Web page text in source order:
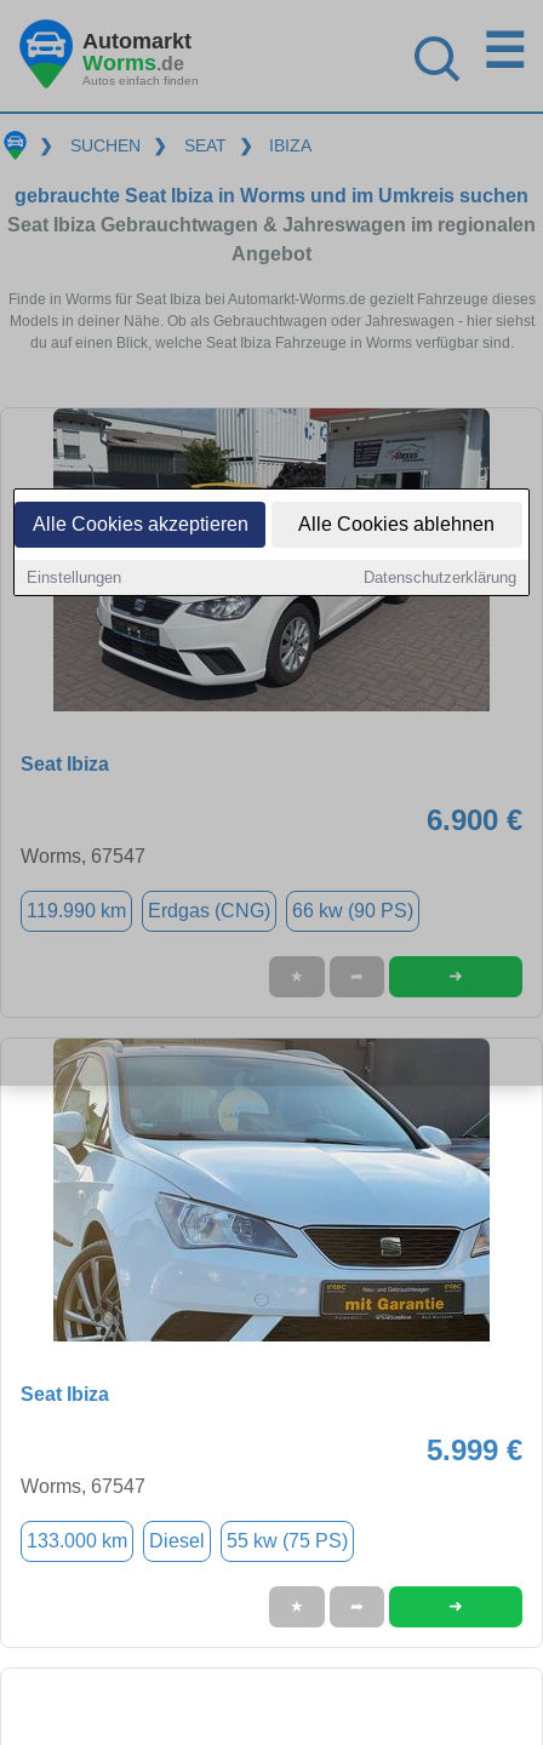
Alle Cookies akzeptieren Alle Cookies ablehnen
Einstellungen Datenschutzerklärung
Automarkt
Worms.de
Autos einfach finden
☰
❯ SUCHEN ❯ SEAT ❯ IBIZA
gebrauchte Seat Ibiza in Worms und im Umkreis suchen
Seat Ibiza Gebrauchtwagen & Jahreswagen im regionalen
Angebot
Finde in Worms für Seat Ibiza bei Automarkt-Worms.de gezielt Fahrzeuge dieses
Models in deiner Nähe. Ob als Gebrauchtwagen oder Jahreswagen - hier siehst
du auf einen Blick, welche Seat Ibiza Fahrzeuge in Worms verfügbar sind.
Seat Ibiza
6.900 €
Worms, 67547
119.990 km Erdgas (CNG) 66 kw (90 PS)
★ ➦ ➜
Seat Ibiza
5.999 €
Worms, 67547
133.000 km Diesel 55 kw (75 PS)
★ ➦ ➜